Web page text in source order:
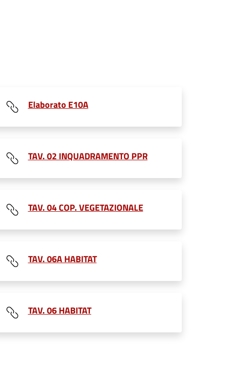
Elaborato E10A
TAV. 02 INQUADRAMENTO PPR
TAV. 04 COP. VEGETAZIONALE
TAV. 06A HABITAT
TAV. 06 HABITAT